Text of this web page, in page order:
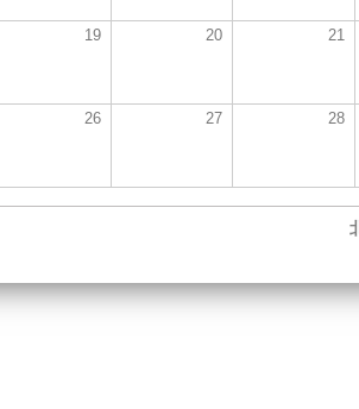
19 20 21
26 27 28